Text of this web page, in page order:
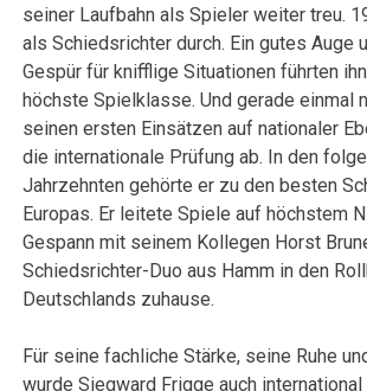
seiner Laufbahn als Spieler weiter treu.
als Schiedsrichter durch. Ein gutes Auge
Gespür für knifflige Situationen führten
höchste Spielklasse. Und gerade einmal
seinen ersten Einsätzen auf nationaler
die internationale Prüfung ab. In den
Jahrzehnten gehörte er zu den besten
Europas. Er leitete Spiele auf höchstem
Gespann mit seinem Kollegen Horst
Schiedsrichter-Duo aus Hamm in den
Deutschlands zuhause.
Für seine fachliche Stärke, seine Ruhe
wurde Siegward Frigge auch